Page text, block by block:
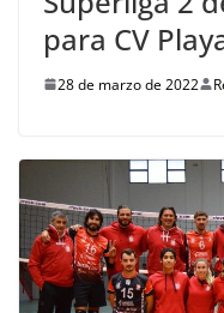
para CV
28 de marzo de 2022